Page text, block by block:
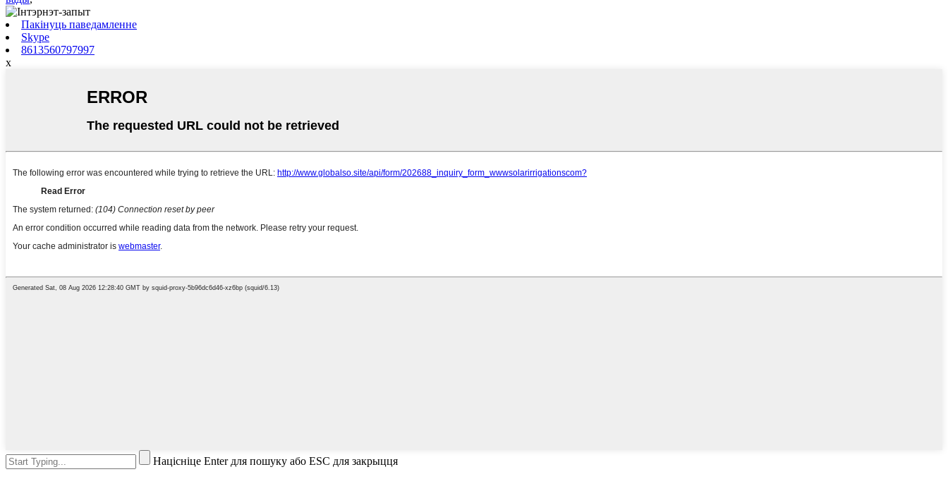
Пакінуць паведамленне
Skype
8613560797997
x
Націсніце Enter для пошуку або ESC для закрыцця